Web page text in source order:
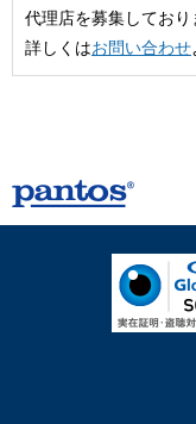
代理店を募集しており
詳しくはお問い合わせ